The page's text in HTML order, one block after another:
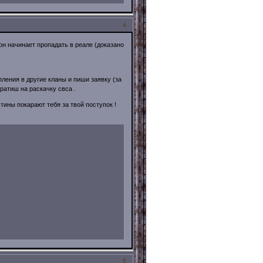
4
начинает пропадать в реале (доказано
в другие кланы и пиши заявку (за
на раскачку свса .
покарают тебя за твой поступок !
5